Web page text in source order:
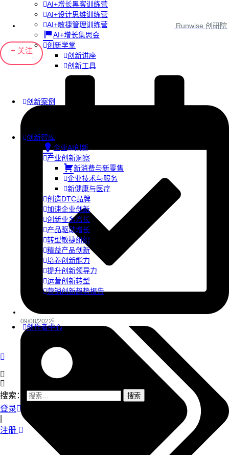
AI+增长黑客训练营
AI+设计思维训练营
AI+敏捷管理训练营
AI+增长集思会
创新学堂
创新讲座
创新工具
创新案例
创新智库
企业AI创新
产业创新洞察
新消费与新零售
企业技术与服务
新健康与医疗
创造DTC品牌
加速企业创新
创新业务增长
产品驱动增长
转型敏捷组织
精益产品创新
培养创新能力
提升创新领导力
运营创新转型
营销创新趋势报告
创作者中心
搜索：
登录
注册
Runwise 创研院
+ 关注
09/08/2022